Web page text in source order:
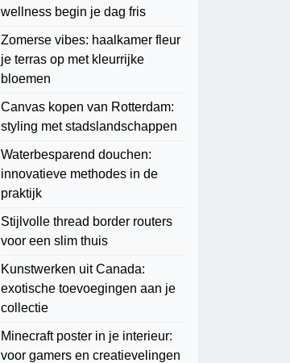
wellness begin je dag fris
Zomerse vibes: haalkamer fleur
je terras op met kleurrijke
bloemen
Canvas kopen van Rotterdam:
styling met stadslandschappen
Waterbesparend douchen:
innovatieve methodes in de
praktijk
Stijlvolle thread border routers
voor een slim thuis
Kunstwerken uit Canada:
exotische toevoegingen aan je
collectie
Minecraft poster in je interieur:
voor gamers en creatievelingen